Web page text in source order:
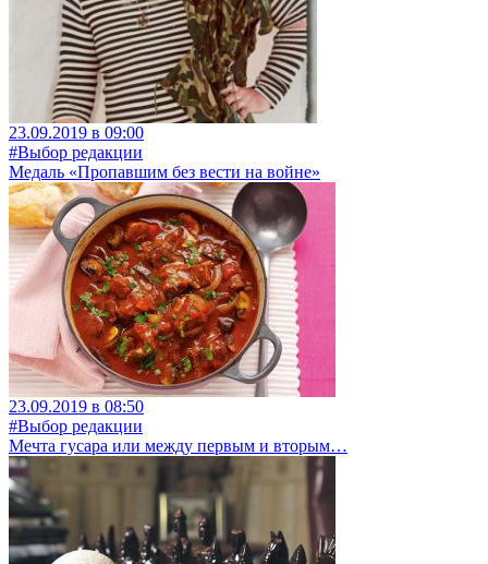
23.09.2019 в 09:00
#Выбор редакции
Медаль «Пропавшим без вести на войне»
23.09.2019 в 08:50
#Выбор редакции
Мечта гусара или между первым и вторым…